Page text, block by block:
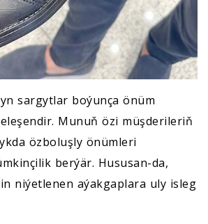
sargytlar boýunça önüm
Munuň özi müşderileriň
özboluşly önümleri
berýär. Hususan-da,
niýetlenen aýakgaplara uly isleg